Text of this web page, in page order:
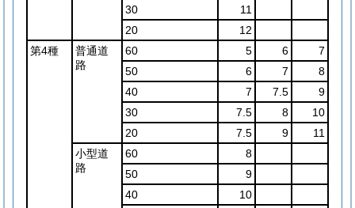
30
11
20
12
第4種
普通道
路
60 5 6
7
50
6 7
8
40
7 7.5
9
30
7.5 8
10
20
7.5 9
11
小型道
路
60
8
50
9
40
10